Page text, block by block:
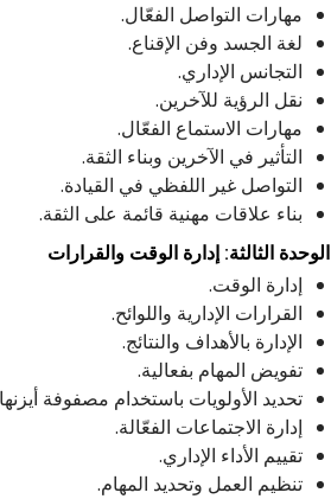
مهارات التواصل الفعّال.
لغة الجسد وفن الإقناع.
التجانس الإداري.
نقل الرؤية للآخرين.
مهارات الاستماع الفعّال.
التأثير في الآخرين وبناء الثقة.
التواصل غير اللفظي في القيادة.
بناء علاقات مهنية قائمة على الثقة.
الوحدة الثالثة: إدارة الوقت والقرارات
إدارة الوقت.
القرارات الإدارية واللوائح.
الإدارة بالأهداف والنتائج.
تفويض المهام بفعالية.
تحديد الأولويات باستخدام مصفوفة
إدارة الاجتماعات الفعّالة.
تقييم الأداء الإداري.
تنظيم العمل وتحديد المهام.